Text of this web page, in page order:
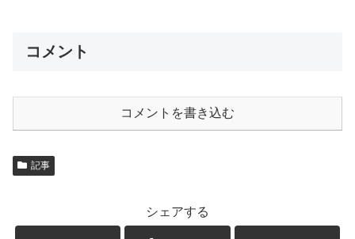
コメント
コメントを書き込む
記事
シェアする